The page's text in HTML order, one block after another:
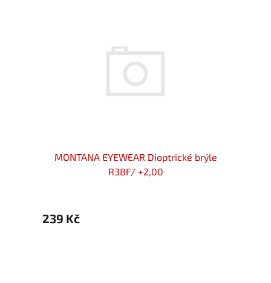
MONTANA EYEWEAR Dioptrické brýle
R38F/ +2,00
239 Kč